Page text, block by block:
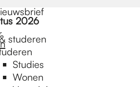
studeren
Studies
Wonen
2026